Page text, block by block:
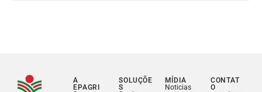
A
EPAGRI
SOLUÇÕE
S
MÍDIA
Noticias
CONTAT
O